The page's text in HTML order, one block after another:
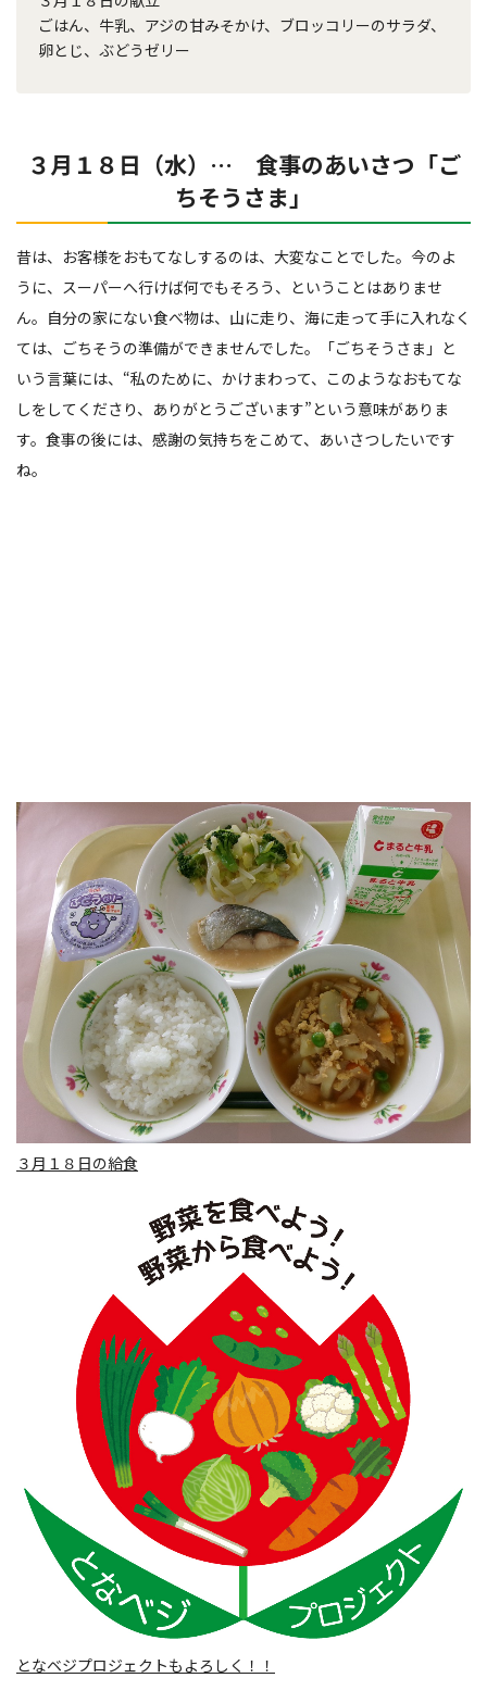
ごはん、牛乳、アジの甘みそかけ、ブロッコリーのサラダ、
卵とじ、ぶどうゼリー
３月１８日（水）… 食事のあいさつ「ご
ちそうさま」
昔は、お客様をおもてなしするのは、大変なことでした。今のよ
うに、スーパーへ行けば何でもそろう、ということはありませ
ん。自分の家にない食べ物は、山に走り、海に走って手に入れなく
ては、ごちそうの準備ができませんでした。「ごちそうさま」と
いう言葉には、“私のために、かけまわって、このようなおもてな
しをしてくださり、ありがとうございます”という意味がありま
す。食事の後には、感謝の気持ちをこめて、あいさつしたいです
ね。
３月１８日の給食
となベジプロジェクトもよろしく！！